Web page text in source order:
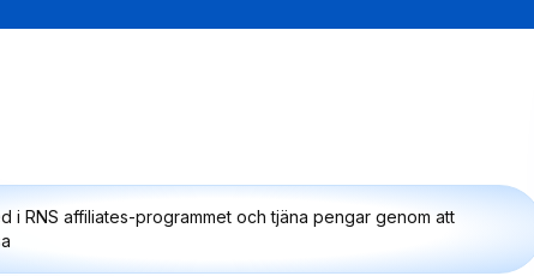
i RNS affiliates-programmet och tjäna pengar genom att